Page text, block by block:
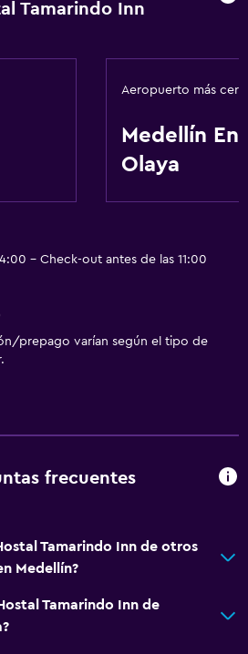
Tamarindo Inn
Aeropuerto más
Medellín
Olaya
- Check-out antes de las 11:00
prepago varían según el tipo de
frecuentes
Tamarindo Inn de otros
Medellín?
Tamarindo Inn de